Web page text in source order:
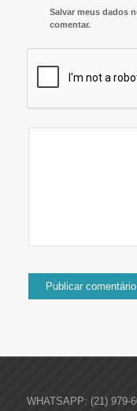
Salvar meus dados
comentar.
WHATSAPP: (21) 979-